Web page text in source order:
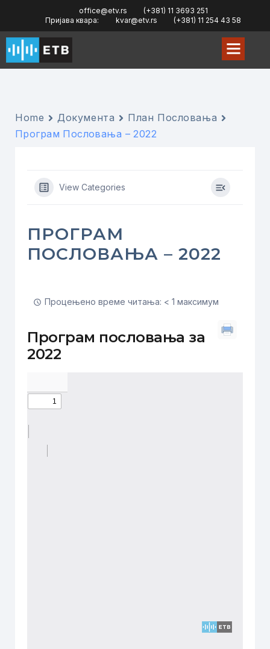
office@etv.rs
(+381) 11 3693 251
Пријава квара:
kvar@etv.rs (+381) 11 254 43 58
Home Документа
План Пословања
Програм Пословања – 2022
View Categories
ПРОГРАМ
ПОСЛОВАЊА – 2022
Процењено време читања: < 1 максимум
Програм пословања за
2022